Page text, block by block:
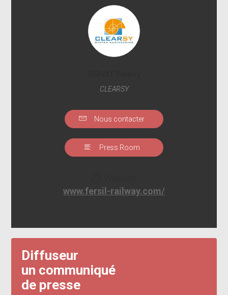
CLEARSY
Nous contacter
Press Room
www.fersil-railway.com/
Diffuseur
un communiqué
de presse